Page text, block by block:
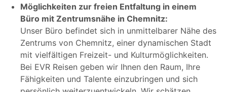
Möglichkeiten zur freien Entfaltung in einem
Büro mit Zentrumsnähe in Chemnitz:
Unser Büro befindet sich in unmittelbarer Nähe des
Zentrums von Chemnitz, einer dynamischen Stadt
mit vielfältigen Freizeit- und Kulturmöglichkeiten.
Bei EVR Reisen geben wir Ihnen den Raum, Ihre
Fähigkeiten und Talente einzubringen und sich